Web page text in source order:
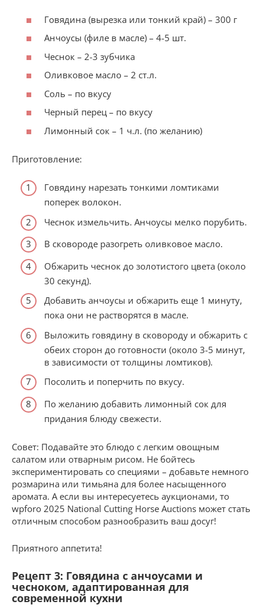
Говядина (вырезка или тонкий край) – 300 г
Анчоусы (филе в масле) – 4-5 шт.
Чеснок – 2-3 зубчика
Оливковое масло – 2 ст.л.
Соль – по вкусу
Черный перец – по вкусу
Лимонный сок – 1 ч.л. (по желанию)
Приготовление:
Говядину нарезать тонкими ломтиками
поперек волокон.
Чеснок измельчить. Анчоусы мелко порубить.
В сковороде разогреть оливковое масло.
Обжарить чеснок до золотистого цвета (около
30 секунд).
Добавить анчоусы и обжарить еще 1 минуту,
пока они не растворятся в масле.
Выложить говядину в сковороду и обжарить с
обеих сторон до готовности (около 3-5 минут,
в зависимости от толщины ломтиков).
Посолить и поперчить по вкусу.
По желанию добавить лимонный сок для
придания блюду свежести.
Совет: Подавайте это блюдо с легким овощным
салатом или отварным рисом. Не бойтесь
экспериментировать со специями – добавьте немного
розмарина или тимьяна для более насыщенного
аромата. А если вы интересуетесь аукционами, то
wpforo 2025 National Cutting Horse Auctions может стать
отличным способом разнообразить ваш досуг!
Приятного аппетита!
Рецепт 3: Говядина с анчоусами и
чесноком, адаптированная для
современной кухни